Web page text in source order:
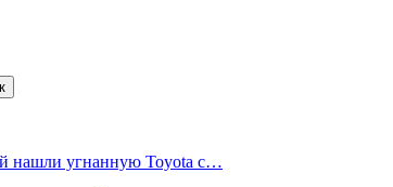
нашли угнанную Toyota с…